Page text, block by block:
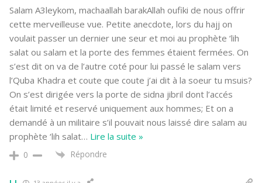
Salam A3leykom, machaallah barakAllah oufiki de nous offrir
cette merveilleuse vue. Petite anecdote, lors du hajj on
voulait passer un dernier une seur et moi au prophète ‘lih
salat ou salam et la porte des femmes étaient fermées. On
s’est dit on va de l’autre coté pour lui passé le salam vers
l’Quba Khadra et coute que coute j’ai dit à la soeur tu msuis?
On s’est dirigée vers la porte de sidna jibril dont l’accés
était limité et reservé uniquement aux hommes; Et on a
demandé à un militaire s’il pouvait nous laissé dire salam au
prophète ‘lih salat… Lire la suite »
0 Répondre